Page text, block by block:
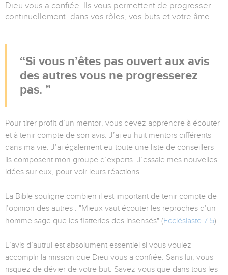
Dieu vous a confiée. Ils vous permettent de progresser
continuellement -dans vos rôles, vos buts et votre âme.
Si vous n’êtes pas ouvert aux avis
des autres vous ne progresserez
pas.
Pour tirer profit d’un mentor, vous devez apprendre à écouter
et à tenir compte de son avis. J’ai eu huit mentors différents
dans ma vie. J’ai également eu toute une liste de conseillers -
ils composent mon groupe d’experts. J’essaie mes nouvelles
idées sur eux, pour voir leurs réactions.
La Bible souligne combien il est important de tenir compte de
l’opinion des autres : "Mieux vaut écouter les reproches d’un
homme sage que les flatteries des insensés" (Ecclésiaste 7.5).
L’avis d’autrui est absolument essentiel si vous voulez
accomplir la mission que Dieu vous a confiée. Sans lui, vous
risquez de dévier de votre but. Savez-vous que dans tous les